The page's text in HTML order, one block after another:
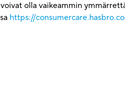
olla vaikeammin
https://